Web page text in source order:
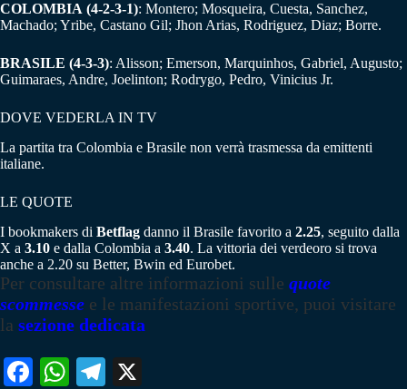
COLOMBIA (4-2-3-1): Montero; Mosqueira, Cuesta, Sanchez,
Machado; Yribe, Castano Gil; Jhon Arias, Rodriguez, Diaz; Borre.
BRASILE (4-3-3): Alisson; Emerson, Marquinhos, Gabriel, Augusto;
Guimaraes, Andre, Joelinton; Rodrygo, Pedro, Vinicius Jr.
DOVE VEDERLA IN TV
La partita tra Colombia e Brasile non verrà trasmessa da emittenti
italiane.
LE QUOTE
I bookmakers di Betflag danno il Brasile favorito a 2.25, seguito dalla
X a 3.10 e dalla Colombia a 3.40. La vittoria dei verdeoro si trova
anche a 2.20 su Better, Bwin ed Eurobet.
Per consultare altre informazioni sulle quote
scommesse e le manifestazioni sportive, puoi visitare
la sezione dedicata
Fa W
Te